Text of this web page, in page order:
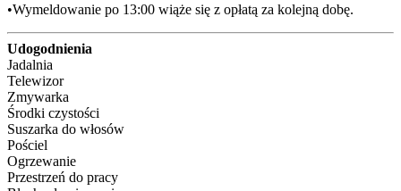
•Wymeldowanie po 13:00 wiąże się z opłatą za kolejną dobę.
Udogodnienia
Jadalnia
Telewizor
Zmywarka
Środki czystości
Suszarka do włosów
Pościel
Ogrzewanie
Przestrzeń do pracy